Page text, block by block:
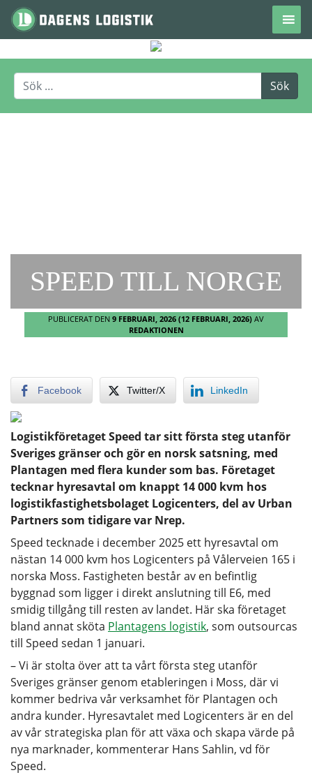
Hoppa till innehåll
SPEED TILL NORGE
PUBLICERAT DEN 9 FEBRUARI, 2026 (12 FEBRUARI, 2026) AV
REDAKTIONEN
Facebook Twitter/X LinkedIn
Logistikföretaget Speed tar sitt första steg utanför
Sveriges gränser och gör en norsk satsning, med
Plantagen med flera kunder som bas. Företaget
tecknar hyresavtal om knappt 14 000 kvm hos
logistikfastighetsbolaget Logicenters, del av Urban
Partners som tidigare var Nrep.
Speed tecknade i december 2025 ett hyresavtal om
nästan 14 000 kvm hos Logicenters på Vålerveien 165 i
norska Moss. Fastigheten består av en befintlig
byggnad som ligger i direkt anslutning till E6, med
smidig tillgång till resten av landet. Här ska företaget
bland annat sköta Plantagens logistik, som outsourcas
till Speed sedan 1 januari.
– Vi är stolta över att ta vårt första steg utanför
Sveriges gränser genom etableringen i Moss, där vi
kommer bedriva vår verksamhet för Plantagen och
andra kunder. Hyresavtalet med Logicenters är en del
av vår strategiska plan för att växa och skapa värde på
nya marknader, kommenterar Hans Sahlin, vd för
Speed.